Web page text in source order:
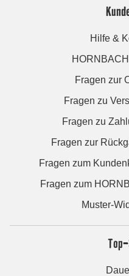
Hilfe &
Fragen zur
Fragen zu
Fragen zu
Fragen zur
Fragen zum
Fragen zum
Muster-